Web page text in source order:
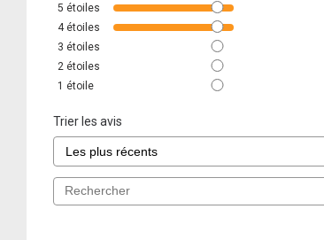
5 étoiles
4 étoiles
3 étoiles
2 étoiles
1 étoile
Trier les avis